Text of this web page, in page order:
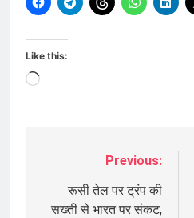
Like this:
Loading…
navigation
Previous:
रूसी तेल पर ट्रंप की
सख्ती से भारत पर संकट,